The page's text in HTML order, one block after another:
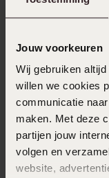
Jouw voorkeuren
Wij gebruiken
willen we cookies
communicatie
maken. Met deze
partijen jouw
volgen en
website,
29.9915
Anderen